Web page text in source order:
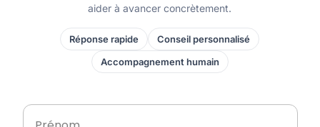
aider à avancer concrètement.
Réponse rapide
Conseil personnalisé
Accompagnement humain